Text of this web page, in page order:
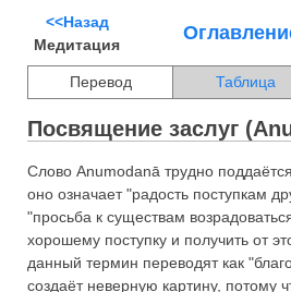
<<Назад
Медитация
Перевод Таблица
Посвящение заслуг
Слово Anumodanā трудно
оно означает "радость поступкам
"просьба к существам
хорошему поступку и получить от
данный термин переводят как
создаёт неверную картину, потому